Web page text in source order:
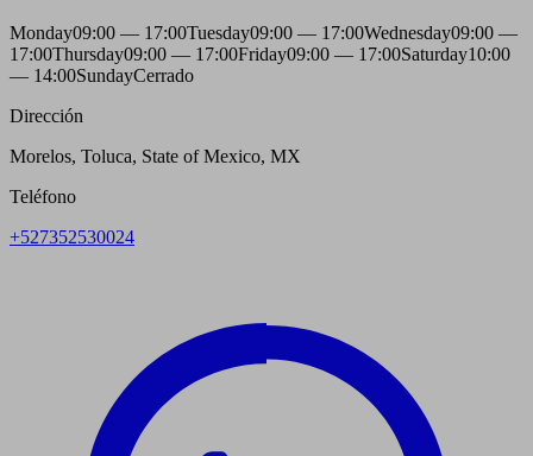
Monday09:00 — 17:00Tuesday09:00 — 17:00Wednesday09:00 —
17:00Thursday09:00 — 17:00Friday09:00 — 17:00Saturday10:00
— 14:00SundayCerrado
Dirección
Morelos, Toluca, State of Mexico, MX
Teléfono
+527352530024